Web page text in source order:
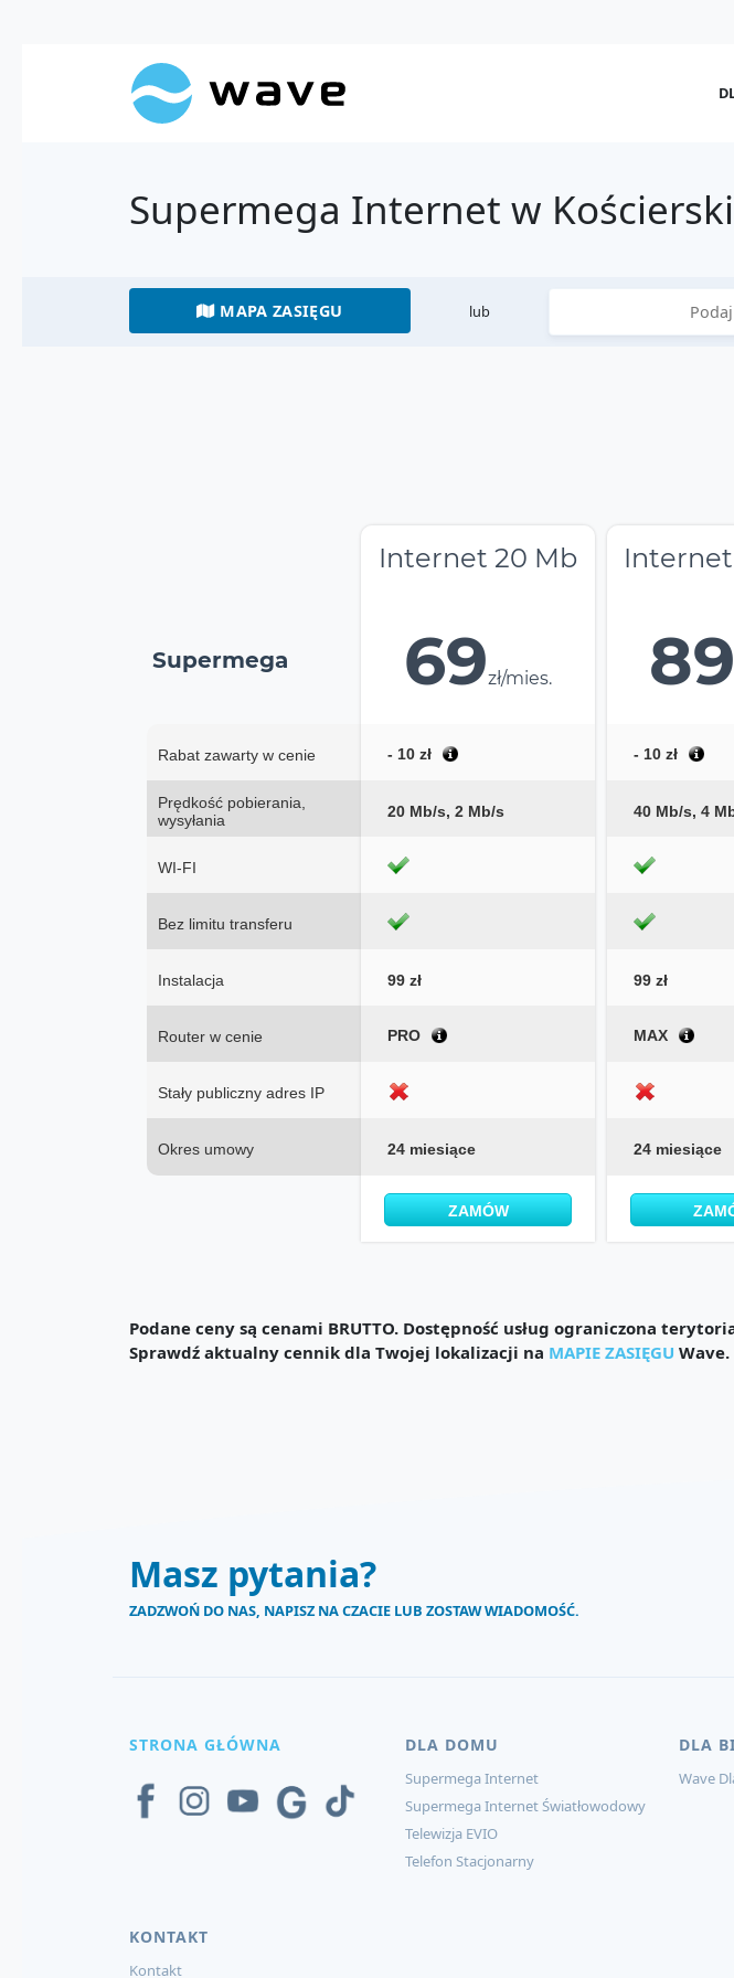
Supermega Internet w
MAPA ZASIĘGU lub
Supermega
Rabat zawarty w cenie
Prędkość pobierania,
wysyłania
WI-FI
Bez limitu transferu
Instalacja
Router w cenie
Stały publiczny adres IP
Okres umowy
Internet 20 Mb
69zł/mies.
- 10 zł
20 Mb/s, 2 Mb/s
99 zł
PRO
24 miesiące
ZAMÓW
89
- 10 zł
40 Mb/s, 4
99 zł
MAX
24 miesiące
Podane ceny są cenami BRUTTO. Dostępność usług ograniczona
Sprawdź aktualny cennik dla Twojej lokalizacji na MAPIE ZASIĘGU Wave.
Masz pytania?
ZADZWOŃ DO NAS, NAPISZ NA CZACIE LUB ZOSTAW WIADOMOŚĆ.
STRONA GŁÓWNA DLA DOMU
Supermega Internet
Supermega Internet Światłowodowy
Telewizja EVIO
Telefon Stacjonarny
DLA
Wave
KONTAKT
Kontakt